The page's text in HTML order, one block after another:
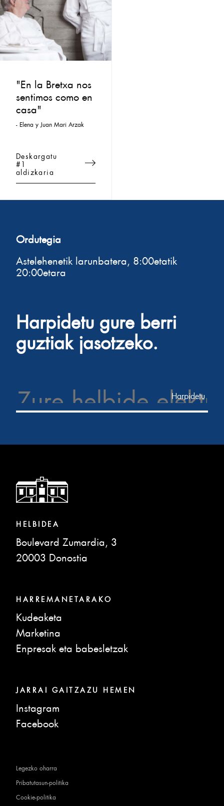
"En la Bretxa nos
sentimos como en
casa"
- Elena y Juan Mari Arzak
Deskargatu
#1
aldizkaria
Ordutegia
Astelehenetik larunbatera, 8:00etatik
20:00etara
Harpidetu gure berri
guztiak jasotzeko.
HELBIDEA
Boulevard Zumardia, 3
20003 Donostia
HARREMANETARAKO
Kudeaketa
Marketina
Enpresak eta babesletzak
JARRAI GAITZAZU HEMEN
Instagram
Facebook
Legezko oharra
Pribatutasun-politika
Cookie-politika